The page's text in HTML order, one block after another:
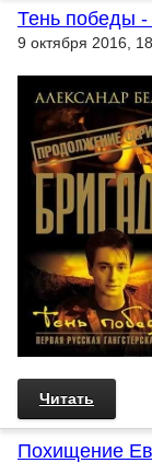
Тень победы
9 октября 2016,
Читать
Похищение